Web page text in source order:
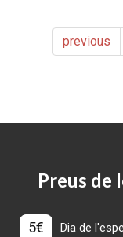
previous
Preus de
5€ Dia de